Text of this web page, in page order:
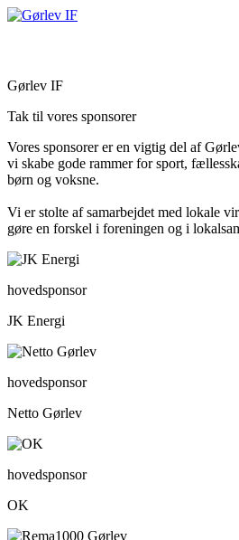
Gørlev IF
Tak til vores sponsorer
Vores sponsorer er en vigtig del af
vi skabe gode rammer for sport,
børn og voksne.
Vi er stolte af samarbejdet med lokale
gøre en forskel i foreningen og i
hovedsponsor
JK Energi
hovedsponsor
Netto Gørlev
hovedsponsor
OK